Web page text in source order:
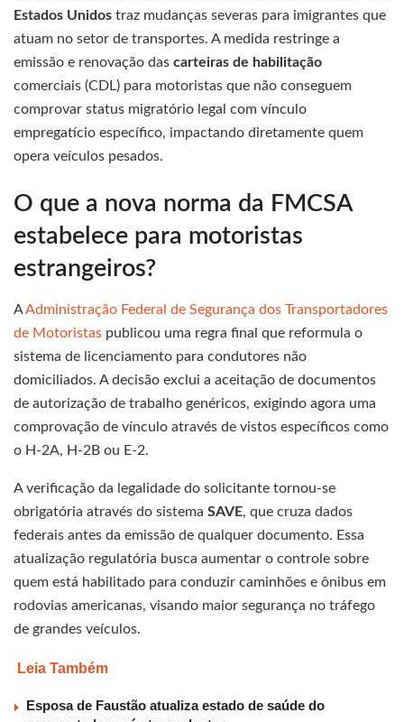
Estados Unidos traz mudanças severas para imigrantes que
atuam no setor de transportes. A medida restringe a
emissão e renovação das carteiras de habilitação
comerciais (CDL) para motoristas que não conseguem
comprovar status migratório legal com vínculo
empregatício específico, impactando diretamente quem
opera veículos pesados.
O que a nova norma da FMCSA
estabelece para motoristas
estrangeiros?
AAdministração Federal de Segurança dos Transportadores
de Motoristas publicou uma regra final que reformula o
sistema de licenciamento para condutores não
domiciliados. A decisão exclui a aceitação de documentos
de autorização de trabalho genéricos, exigindo agora uma
comprovação de vínculo através de vistos específicos como
o H-2A, H-2B ou E-2.
A verificação da legalidade do solicitante tornou-se
obrigatória através do sistema SAVE, que cruza dados
federais antes da emissão de qualquer documento. Essa
atualização regulatória busca aumentar o controle sobre
quem está habilitado para conduzir caminhões e ônibus em
rodovias americanas, visando maior segurança no tráfego
de grandes veículos.
Leia Também
Esposa de Faustão atualiza estado de saúde do